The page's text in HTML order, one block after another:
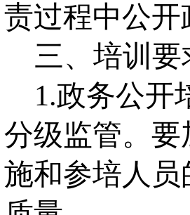
责过程中公
三、培训要
1.政务公开
分级监管。
施和参培人